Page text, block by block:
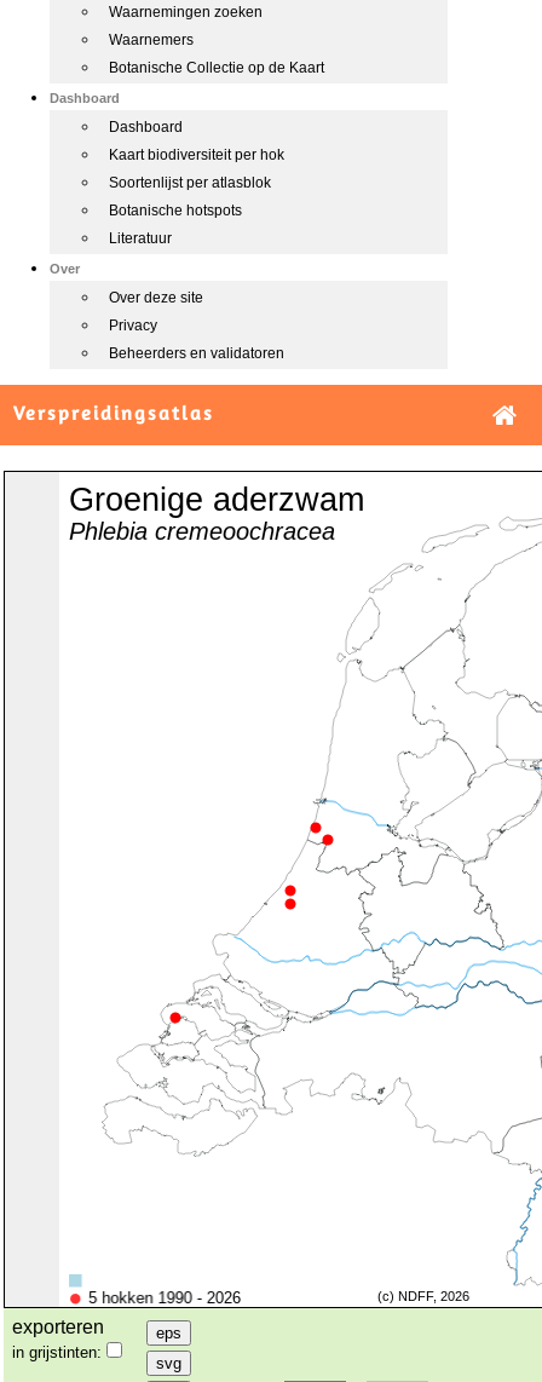
Waarnemingen zoeken
Waarnemers
Botanische Collectie op de Kaart
Dashboard
Dashboard
Kaart biodiversiteit per hok
Soortenlijst per atlasblok
Botanische hotspots
Literatuur
Over
Over deze site
Privacy
Beheerders en validatoren
Verspreidingsatlas